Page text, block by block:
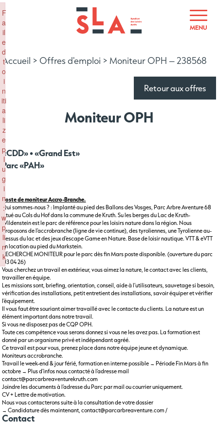
MENU
Accueil > Offres d'emploi > Moniteur OPH – 238568
Moniteur OPH
Retour aux offres
«CDD» • «Grand Est»
Parc «PAH»
Poste de moniteur Accro-Branche.
Qui sommes-nous ? : Implanté au pied des Ballons des Vosges, Parc Arbre Aventure 68
situé au Cols du Hof dans la commune de Kruth. Su les berges du Lac de Kruth-
Wildenstein est le parc de référence pour les loisirs nature dans la région. Nous
proposons de l’accrobranche (ligne de vie continue), des tyroliennes, une Tyrolienne au-
dessus du lac et des jeux d’escape Game en Nature. Base de loisir nautique. VTT & eVTT
en location au pied du Markstein.
RECHERCHE MONITEUR pour le parc dès fin Mars poste disponible. (ouverture du parc
03 04 26)
Vous cherchez un travail en extérieur, vous aimez la nature, le contact avec les clients,
travailler en équipe.
Les missions sont, briefing, orientation, conseil, aide à l’utilisateurs, sauvetage si besoin,
vérification des installations, petit entretient des installations, savoir équiper et vérifier
l’équipement.
Il vous faut être souriant aimer travaillé avec le contacte du clients. La nature est un
élément important dans notre travail.
Si vous ne disposez pas de CQP OPH.
Toute ces compétence vous serons donnez si vous ne les avez pas. La formation est
donné par un organisme privé et indépendant agréé.
Ce travail est pour vous, prenez place dans notre équipe jeune et dynamique.
Moniteurs accrobranche.
Travail le week-end & jour férié, formation en interne possible → Période Fin Mars à fin
octobre → Plus d’infos nous contacté à l’adresse mail
contact@parcarbreaventurekruth.com
Joindre les documents à l’adresse du Parc par mail ou courrier uniquement.
CV + Lettre de motivation.
Nous vous contacterons suite à la consultation de votre dossier
→ Candidature dès maintenant, contact@parcarbreaventure.com /
Contact
F
a
il
e
d
t
o
i
n
iti
a
li
z
e
p
l
u
g
i
n
:
w
p
li
n
k
to initialize plugin: wplink